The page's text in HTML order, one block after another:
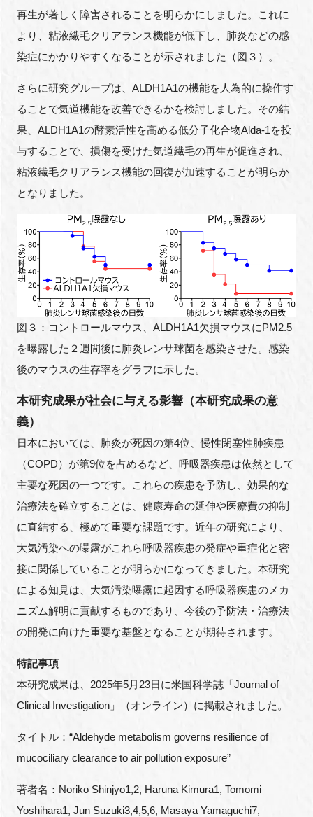
再生が著しく障害されることを明らかにしました。これに
より、粘液繊毛クリアランス機能が低下し、肺炎などの感
染症にかかりやすくなることが示されました（図３）。
さらに研究グループは、ALDH1A1の機能を人為的に操作す
ることで気道機能を改善できるかを検討しました。その結
果、ALDH1A1の酵素活性を高める低分子化合物Alda-1を投
与することで、損傷を受けた気道繊毛の再生が促進され、
粘液繊毛クリアランス機能の回復が加速することが明らか
となりました。
図３：コントロールマウス、ALDH1A1欠損マウスにPM2.5
を曝露した２週間後に肺炎レンサ球菌を感染させた。感染
後のマウスの生存率をグラフに示した。
本研究成果が社会に与える影響（本研究成果の意
義）
日本においては、肺炎が死因の第4位、慢性閉塞性肺疾患
（COPD）が第9位を占めるなど、呼吸器疾患は依然として
主要な死因の一つです。これらの疾患を予防し、効果的な
治療法を確立することは、健康寿命の延伸や医療費の抑制
に直結する、極めて重要な課題です。近年の研究により、
大気汚染への曝露がこれら呼吸器疾患の発症や重症化と密
接に関係していることが明らかになってきました。本研究
による知見は、大気汚染曝露に起因する呼吸器疾患のメカ
ニズム解明に貢献するものであり、今後の予防法・治療法
の開発に向けた重要な基盤となることが期待されます。
特記事項
本研究成果は、2025年5月23日に米国科学誌「Journal of
Clinical Investigation」（オンライン）に掲載されました。
タイトル：“Aldehyde metabolism governs resilience of
mucociliary clearance to air pollution exposure”
著者名：Noriko Shinjyo1,2, Haruna Kimura1, Tomomi
Yoshihara1, Jun Suzuki3,4,5,6, Masaya Yamaguchi7,